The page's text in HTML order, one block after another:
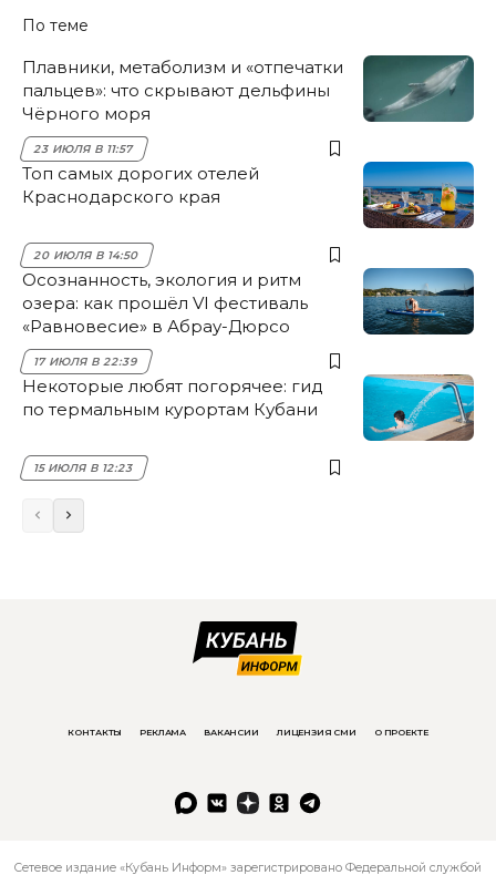
По теме
Плавники, метаболизм и «отпечатки
пальцев»: что скрывают дельфины
Чёрного моря
23 ИЮЛЯ В 11:57
Топ самых дорогих отелей
Краснодарского края
20 ИЮЛЯ В 14:50
Осознанность, экология и ритм
озера: как прошёл VI фестиваль
«Равновесие» в Абрау-Дюрсо
17 ИЮЛЯ В 22:39
Некоторые любят погорячее: гид
по термальным курортам Кубани
15 ИЮЛЯ В 12:23
КОНТАКТЫ РЕКЛАМА ВАКАНСИИ ЛИЦЕНЗИЯ СМИ О ПРОЕКТЕ
Сетевое издание «Кубань Информ» зарегистрировано Федеральной службой